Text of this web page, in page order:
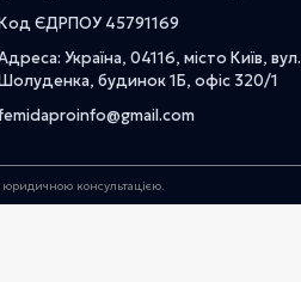
ЄДРПОУ 45791169
Україна, 04116, місто Київ, вул.
будинок 1Б, офіс 320/1
консультацією.